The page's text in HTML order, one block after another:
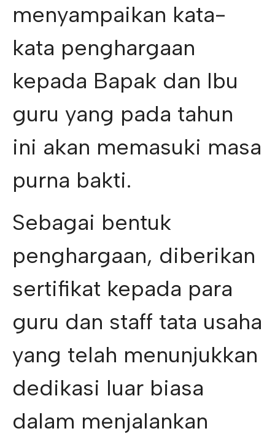
menyampaikan kata-
kata penghargaan
kepada Bapak dan Ibu
guru yang pada tahun
ini akan memasuki masa
purna bakti.
Sebagai bentuk
penghargaan, diberikan
sertifikat kepada para
guru dan staff tata usaha
yang telah menunjukkan
dedikasi luar biasa
dalam menjalankan